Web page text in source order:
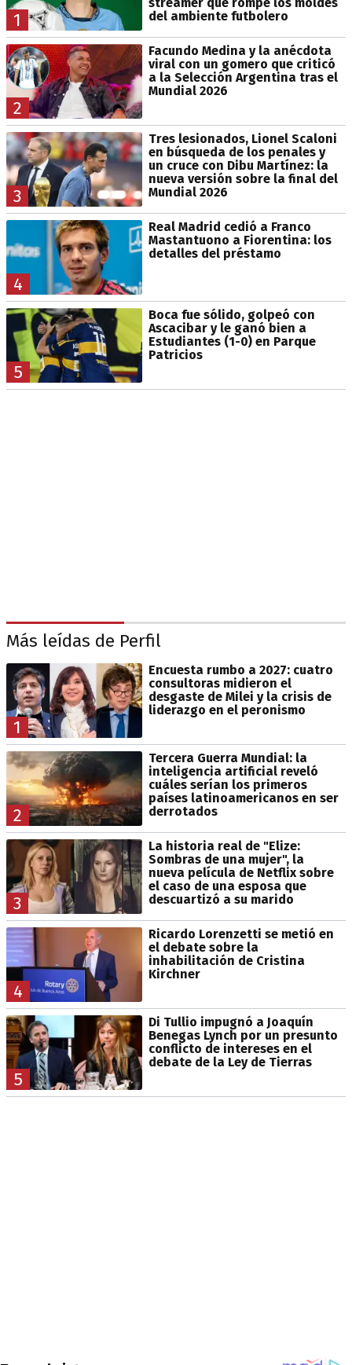
1
del ambiente futbolero
2
Facundo Medina y la anécdota
viral con un gomero que criticó
a la Selección Argentina tras el
Mundial 2026
3
Tres lesionados, Lionel Scaloni
en búsqueda de los penales y
un cruce con Dibu Martínez: la
nueva versión sobre la final del
Mundial 2026
4
Real Madrid cedió a Franco
Mastantuono a Fiorentina: los
detalles del préstamo
5
Boca fue sólido, golpeó con
Ascacibar y le ganó bien a
Estudiantes (1-0) en Parque
Patricios
Más leídas de Perfil
1
Encuesta rumbo a 2027: cuatro
consultoras midieron el
desgaste de Milei y la crisis de
liderazgo en el peronismo
2
Tercera Guerra Mundial: la
inteligencia artificial reveló
cuáles serían los primeros
países latinoamericanos en ser
derrotados
3
La historia real de "Elize:
Sombras de una mujer", la
nueva película de Netflix sobre
el caso de una esposa que
descuartizó a su marido
4
Ricardo Lorenzetti se metió en
el debate sobre la
inhabilitación de Cristina
Kirchner
5
Di Tullio impugnó a Joaquín
Benegas Lynch por un presunto
conflicto de intereses en el
debate de la Ley de Tierras